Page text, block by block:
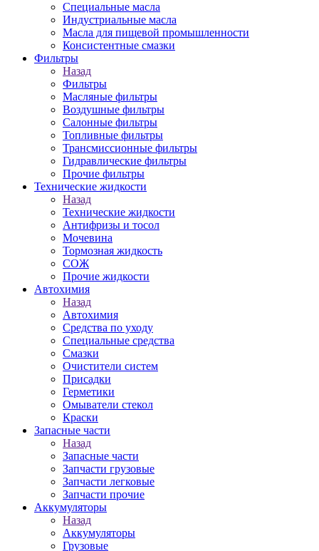
Специальные масла
Индустриальные масла
Масла для пищевой промышленности
Консистентные смазки
Фильтры
Назад
Фильтры
Масляные фильтры
Воздушные фильтры
Салонные фильтры
Топливные фильтры
Трансмиссионные фильтры
Гидравлические фильтры
Прочие фильтры
Технические жидкости
Назад
Технические жидкости
Антифризы и тосол
Мочевина
Тормозная жидкость
СОЖ
Прочие жидкости
Автохимия
Назад
Автохимия
Средства по уходу
Специальные средства
Смазки
Очистители систем
Присадки
Герметики
Омыватели стекол
Краски
Запасные части
Назад
Запасные части
Запчасти грузовые
Запчасти легковые
Запчасти прочие
Аккумуляторы
Назад
Аккумуляторы
Грузовые